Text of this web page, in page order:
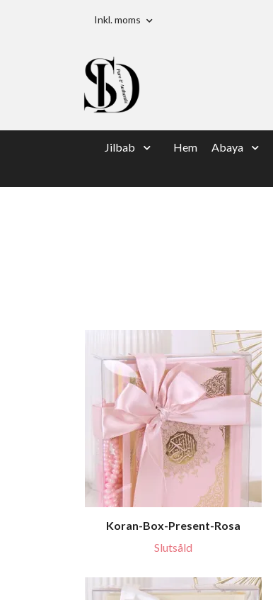
Inkl. moms
Jilbab Hem Abaya
Koran-Box-Present-Rosa
Slutsåld